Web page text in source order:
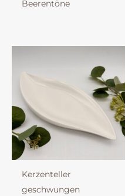
Beerentöne
Kerzenteller
geschwungen